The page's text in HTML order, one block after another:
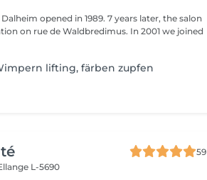
opened in 1989. 7 years later, the salon
on rue de Waldbredimus. In 2001 we joined
lifting, färben zupfen
59
L-5690